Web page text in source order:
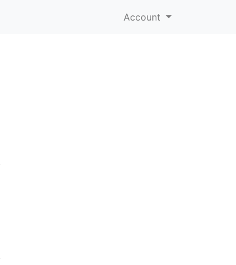
Account